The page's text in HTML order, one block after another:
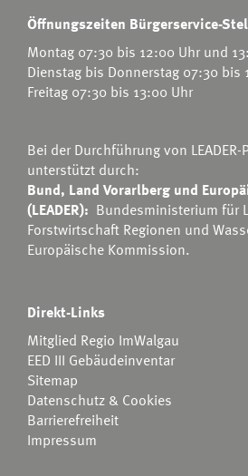
Öffnungszeiten Bürgerservice-
Montag 07:30 bis 12:00 Uhr und
Dienstag bis Donnerstag 07:30 bis
Freitag 07:30 bis 13:00 Uhr
Bei der Durchführung von
unterstützt durch:
Bund, Land Vorarlberg und
(LEADER): Bundesministerium für
Forstwirtschaft Regionen und
Europäische Kommission.
Direkt-Links
Mitglied Regio ImWalgau
EED III Gebäudeinventar
Sitemap
Datenschutz & Cookies
Barrierefreiheit
Impressum